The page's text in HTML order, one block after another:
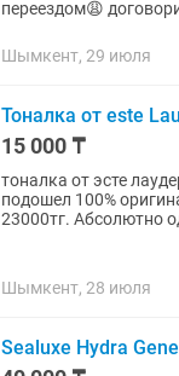
переездом😩
Шымкент, 29 июля
Тоналка от este
15 000 ₸
тоналка от эсте
подошел 100%
23000тг. Абсолютно
Шымкент, 28 июля
Sealuxe Hydra